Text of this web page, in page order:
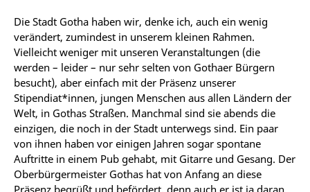
Die Stadt Gotha haben wir, denke ich, auch ein wenig
verändert, zumindest in unserem kleinen Rahmen.
Vielleicht weniger mit unseren Veranstaltungen (die
werden – leider – nur sehr selten von Gothaer Bürgern
besucht), aber einfach mit der Präsenz unserer
Stipendiat*innen, jungen Menschen aus allen Ländern der
Welt, in Gothas Straßen. Manchmal sind sie abends die
einzigen, die noch in der Stadt unterwegs sind. Ein paar
von ihnen haben vor einigen Jahren sogar spontane
Auftritte in einem Pub gehabt, mit Gitarre und Gesang. Der
Oberbürgermeister Gothas hat von Anfang an diese
Präsenz begrüßt und befördert, denn auch er ist ja daran